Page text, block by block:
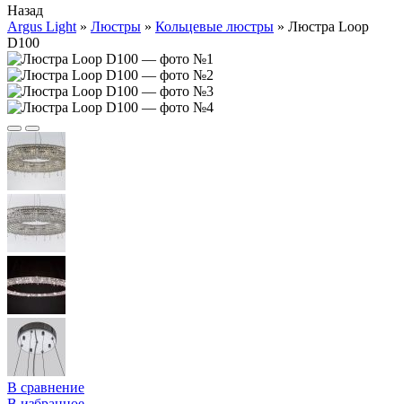
Назад
Argus Light » Люстры » Кольцевые люстры » Люстра Loop
D100
В сравнение